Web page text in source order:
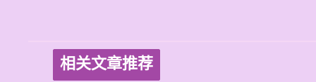
相关文章推荐